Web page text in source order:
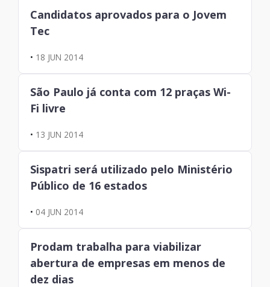
Candidatos aprovados para o Jovem
Tec
• 18 JUN 2014
São Paulo já conta com 12 praças Wi-
Fi livre
• 13 JUN 2014
Sispatri será utilizado pelo Ministério
Público de 16 estados
• 04 JUN 2014
Prodam trabalha para viabilizar
abertura de empresas em menos de
dez dias